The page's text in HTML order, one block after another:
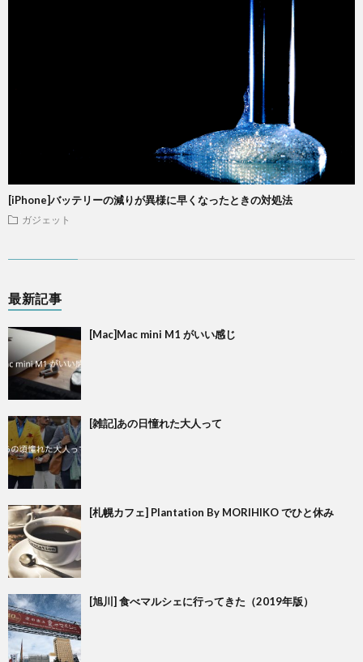
[iPhone]バッテリーの減りが異様に早くなったときの対処法
ガジェット
最新記事
[Mac]Mac mini M1 がいい感じ
[雑記]あの日憧れた大人って
[札幌カフェ] Plantation By MORIHIKO でひと休み
[旭川] 食べマルシェに行ってきた（2019年版）